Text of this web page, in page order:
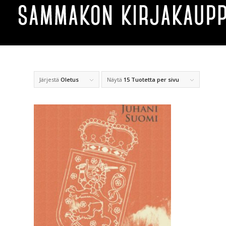
Järjestä Oletus Näytä 15 Tuotetta per sivu